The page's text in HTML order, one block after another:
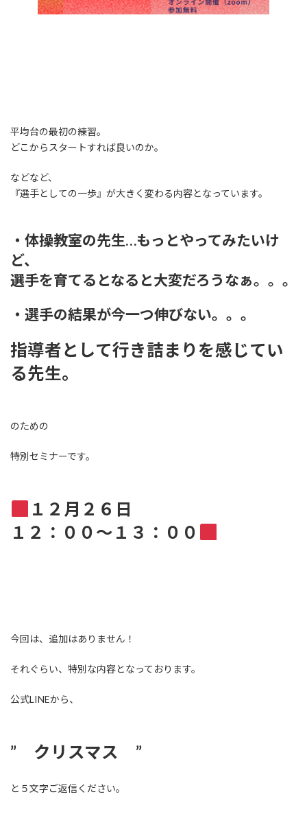
平均台の最初の練習。
どこからスタートすれば良いのか。
などなど、
『選手としての一歩』が大きく変わる内容となっています。
・体操教室の先生…もっとやってみたいけ
ど、
選手を育てるとなると大変だろうなぁ。。。
・選手の結果が今一つ伸びない。。。
指導者として行き詰まりを感じてい
る先生。
のための
特別セミナーです。
１２月２６日
１２：００〜１３：００
今回は、追加はありません！
それぐらい、特別な内容となっております。
公式LINEから、
” クリスマス ”
と５文字ご返信ください。